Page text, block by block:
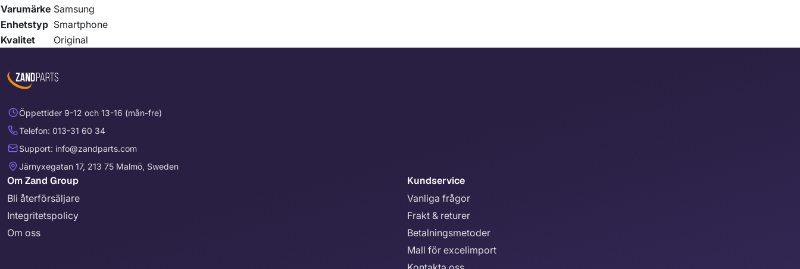
Varumärke Samsung
Enhetstyp Smartphone
Kvalitet
Original
Öppettider 9-12 och 13-16 (mån-fre)
Telefon: 013-31 60 34
Support: info@zandparts.com
Järnyxegatan 17, 213 75 Malmö, Sweden
Om Zand Group
Bli återförsäljare
Integritetspolicy
Om oss
Kundservice
Vanliga frågor
Frakt & returer
Betalningsmetoder
Mall för excelimport